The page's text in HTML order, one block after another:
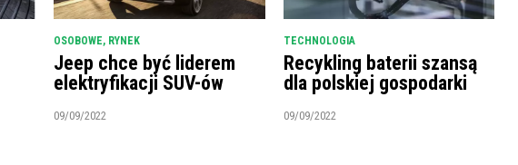
OSOBOWE, RYNEK
Jeep chce być liderem
elektryfikacji SUV-ów
09/09/2022
TECHNOLOGIA
Recykling baterii szansą
dla polskiej gospodarki
09/09/2022